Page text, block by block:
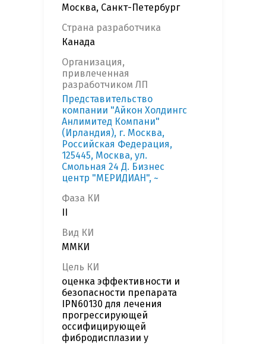
Москва, Санкт-Петербург
Страна разработчика
Канада
Организация,
привлеченная
разработчиком ЛП
Представительство
компании "Айкон Холдингс
Анлимитед Компани"
(Ирландия), г. Москва,
Российская Федерация,
125445, Москва, ул.
Смольная 24 Д. Бизнес
центр "МЕРИДИАН", ~
Фаза КИ
Вид КИ
ММКИ
Цель КИ
оценка эффективности и
безопасности препарата
IPN60130 для лечения
прогрессирующей
оссифицирующей
фибродисплазии у